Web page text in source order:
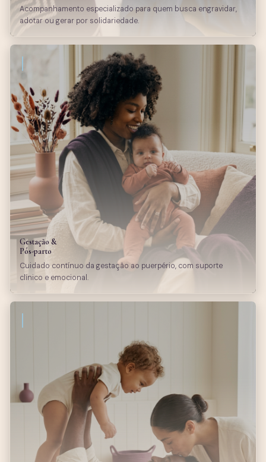
Acompanhamento especializado para quem busca engravidar,
adotar ou gerar por solidariedade.
Gestação &
Pós-parto
Cuidado contínuo da gestação ao puerpério, com suporte
clínico e emocional.